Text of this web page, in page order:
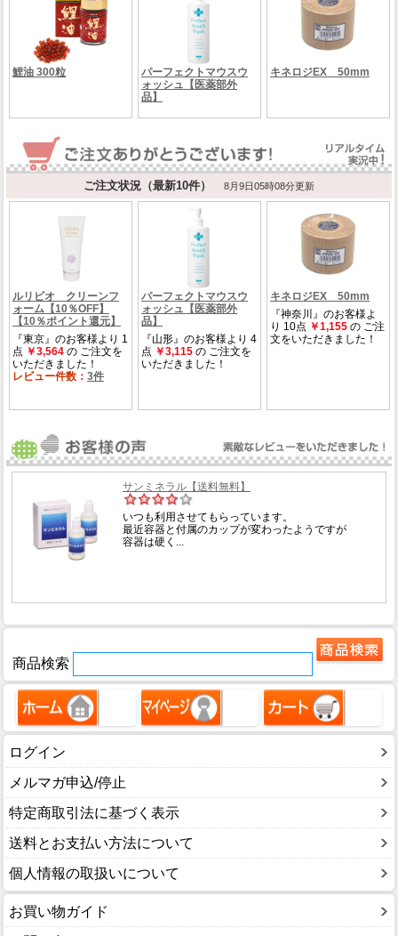
商品検索
ログイン
メルマガ申込/停止
特定商取引法に基づく表示
送料とお支払い方法について
個人情報の取扱いについて
お買い物ガイド